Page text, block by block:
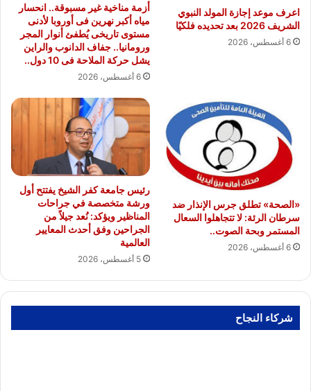
اعرف موعد إجازة المولد النبوي
الشريف 2026 بعد تحديده فلكيًا
6 أغسطس، 2026
أزمة مناخية غير مسبوقة.. انحسار
مياه أكبر نهرين فى أوروبا لأدنى
مستوى تاريخى يُطفئ أنوار المجر
ورومانيا.. جفاف الدانوب والراين
يشل حركة الملاحة فى 10 دول..
6 أغسطس، 2026
«الصحة» تطلق جرس الإنذار ضد
سرطان الرئة: لا تتجاهلوا السعال
المستمر وبحة الصوت..
6 أغسطس، 2026
رئيس جامعة كفر الشيخ يفتتح أول
ورشة متخصصة في جراحات
المناظير ويؤكد: نُعد جيلاً من
الجراحين وفق أحدث المعايير
العالمية
5 أغسطس، 2026
شركاء النجاح